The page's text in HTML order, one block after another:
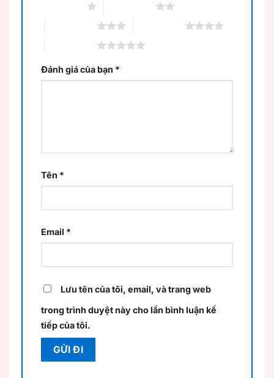
Đánh giá của bạn *
Tên *
Email *
Lưu tên của tôi, email, và trang web
trong trình duyệt này cho lần bình luận kế
tiếp của tôi.